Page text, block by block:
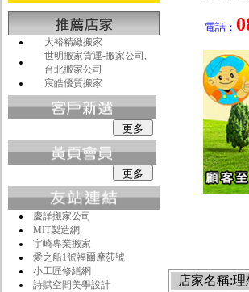
大裕精緻搬家
世明搬家貨運-搬家公司,
台北搬家公司
宸皓優質搬家
慶詳搬家公司
MIT製造網
宇崎專業搬家
愛之船1號福爾摩莎號
小工匠修繕網
詩賦空間美學設計
電話：
店家名稱: